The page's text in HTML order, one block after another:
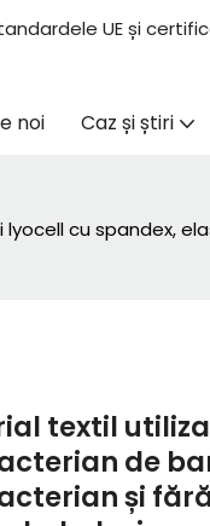
UE și
noi Caz și știri
cu spandex,
textil
de
și